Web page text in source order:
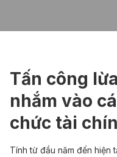
Tấn công
nhắm vào
chức tài
Tính từ đầu năm đến hiện